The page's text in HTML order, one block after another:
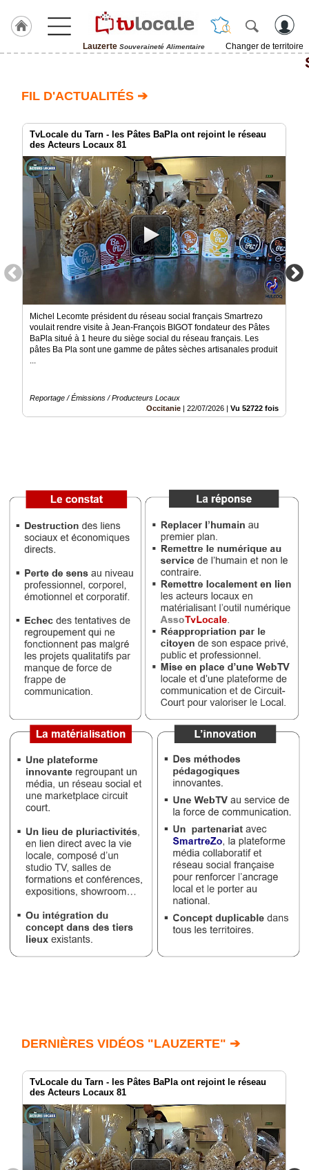
Lauzerte Souveraineté Alimentaire
Changer de territoire
Lauzerte
TvLocale
France
Accueil
RUBRIQUES
Gazette
Médias
groupe
Inscription
FIL D'ACTUALITÉS ➔
TvLocale du Tarn - les Pâtes BaPla ont rejoint le réseau
des Acteurs Locaux 81
Michel Lecomte président du réseau social français Smartrezo
voulait rendre visite à Jean-François BIGOT fondateur des Pâtes
BaPla situé à 1 heure du siège social du réseau français. Les
pâtes Ba Pla sont une gamme de pâtes sèches artisanales produit
...
Reportage / Émissions / Producteurs Locaux
Occitanie
22/07/2026 Vu 52722 fois
DERNIÈRES VIDÉOS "LAUZERTE" ➔
TvLocale du Tarn - les Pâtes BaPla ont rejoint le réseau
des Acteurs Locaux 81